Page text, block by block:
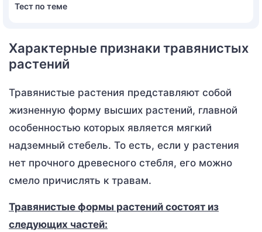
Тест по теме
Характерные признаки травянистых
растений
Травянистые растения представляют собой
жизненную форму высших растений, главной
особенностью которых является мягкий
надземный стебель. То есть, если у растения
нет прочного древесного стебля, его можно
смело причислять к травам.
Травянистые формы растений состоят из
следующих частей: